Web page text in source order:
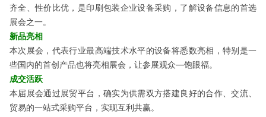
齐全、性价比优，是印刷包装企业设备采购，了解设备信息的首选
展会之一。
新品亮相
本次展会，代表行业最高端技术水平的设备将悉数亮相，特别是一
些国内的首创产品也将亮相展会，让参展观众—饱眼福。
成交活跃
本届展会通过展贸平台，确实为供需双方搭建良好的合作、交流、
贸易的一站式采购平台，实现互利共赢。